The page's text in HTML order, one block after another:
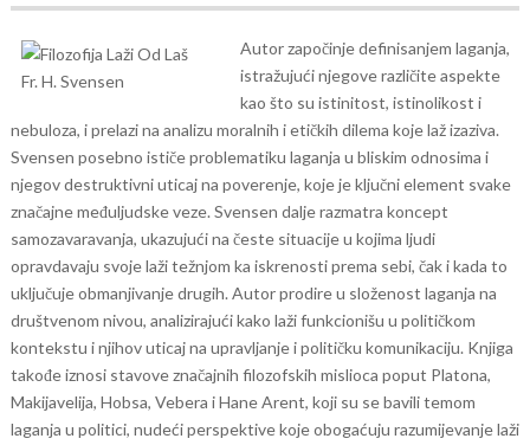
Autor započinje definisanjem laganja,
istražujući njegove različite aspekte
kao što su istinitost, istinolikost i
nebuloza, i prelazi na analizu moralnih i etičkih dilema koje laž izaziva.
Svensen posebno ističe problematiku laganja u bliskim odnosima i
njegov destruktivni uticaj na poverenje, koje je ključni element svake
značajne međuljudske veze. Svensen dalje razmatra koncept
samozavaravanja, ukazujući na česte situacije u kojima ljudi
opravdavaju svoje laži težnjom ka iskrenosti prema sebi, čak i kada to
uključuje obmanjivanje drugih. Autor prodire u složenost laganja na
društvenom nivou, analizirajući kako laži funkcionišu u političkom
kontekstu i njihov uticaj na upravljanje i političku komunikaciju. Knjiga
takođe iznosi stavove značajnih filozofskih mislioca poput Platona,
Makijavelija, Hobsa, Vebera i Hane Arent, koji su se bavili temom
laganja u politici, nudeći perspektive koje obogaćuju razumijevanje laži